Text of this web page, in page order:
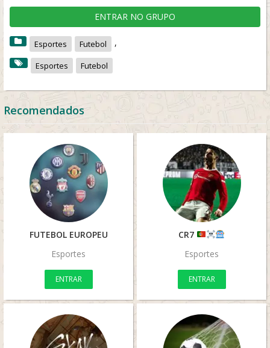
ENTRAR NO GRUPO
Esportes ,
Futebol
Esportes
Futebol
Recomendados
FUTEBOL EUROPEU
Esportes
ENTRAR
CR7
Esportes
ENTRAR